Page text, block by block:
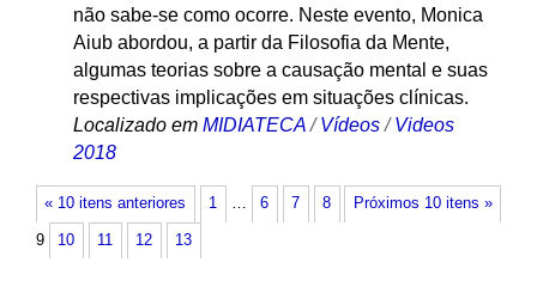
não sabe-se como ocorre. Neste evento, Monica
Aiub abordou, a partir da Filosofia da Mente,
algumas teorias sobre a causação mental e suas
respectivas implicações em situações clínicas.
Localizado em MIDIATECA /Vídeos /Videos
2018
« 10 itens anteriores Próximos 10 itens »
1 … 6 7 8
9 10 11 12 13